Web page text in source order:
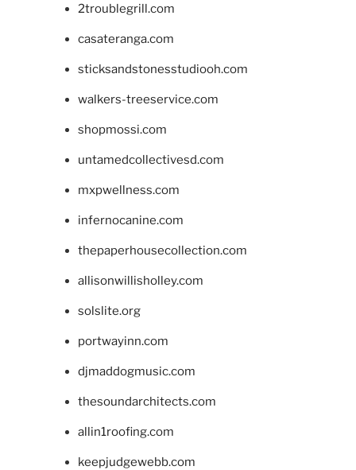
2troublegrill.com
casateranga.com
sticksandstonesstudiooh.com
walkers-treeservice.com
shopmossi.com
untamedcollectivesd.com
mxpwellness.com
infernocanine.com
thepaperhousecollection.com
allisonwillisholley.com
solslite.org
portwayinn.com
djmaddogmusic.com
thesoundarchitects.com
allin1roofing.com
keepjudgewebb.com